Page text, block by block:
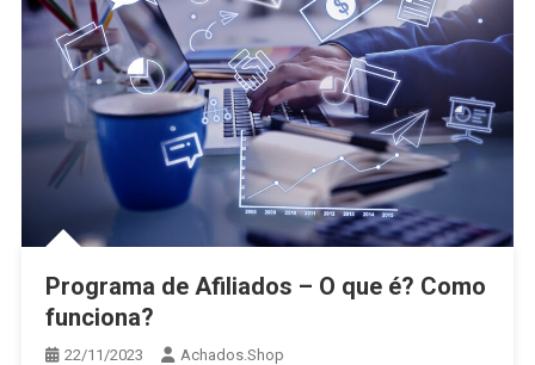
Programa de Afiliados – O que é? Como
funciona?
22/11/2023 Achados.Shop